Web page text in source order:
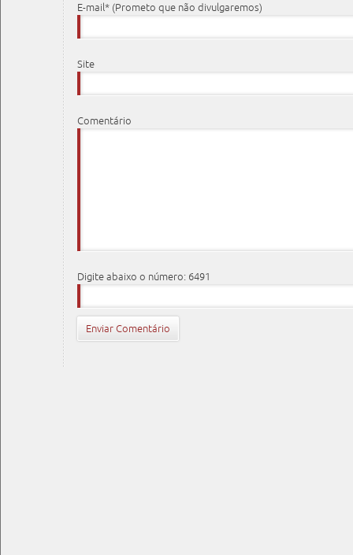
E-mail* (Prometo que não divulgaremos)
Site
Comentário
Digite abaixo o número: 6491